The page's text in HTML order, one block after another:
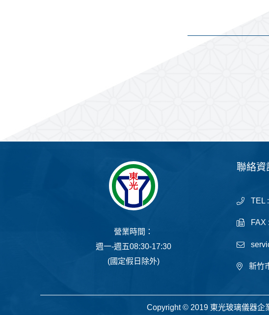
營業時間：
週一-週五08:30-17:30
(國定假日除外)
聯絡資
TEL
FAX
新竹
Copyright © 2019 東光玻璃儀器企